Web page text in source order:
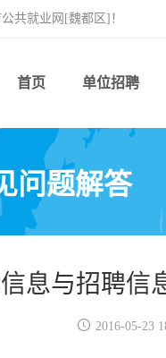
共就业网[魏都区]！
首页 单位招聘
问题解答
息与招聘信
 2016-05-23